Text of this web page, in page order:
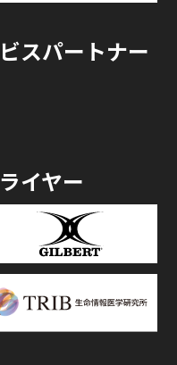
スパートナー
イヤー